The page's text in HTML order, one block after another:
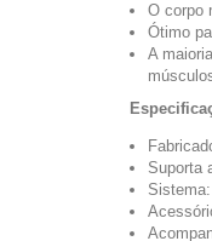
O corpo
Ótimo
A
Suporta